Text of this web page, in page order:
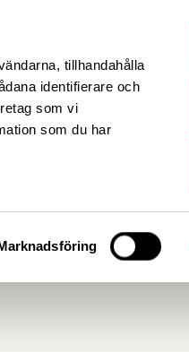
tillhandahålla
identifierare och
som vi
som du har